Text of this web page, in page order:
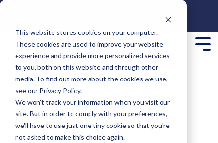
This website stores cookies on your computer.
These cookies are used to improve your website
experience and provide more personalized services
to you, both on this website and through other
media. To find out more about the cookies we use,
see our Privacy Policy.
We won't track your information when you visit our
site. But in order to comply with your preferences,
we'll have to use just one tiny cookie so that you're
not asked to make this choice again.
Horario de servicio: De 8 am a 8 pm diariamente
3 MINUTO LEÍDO